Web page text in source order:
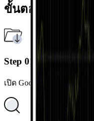
ขั้นตอนการติดตั้ง
Step 01
เปิด Google Play Store บ